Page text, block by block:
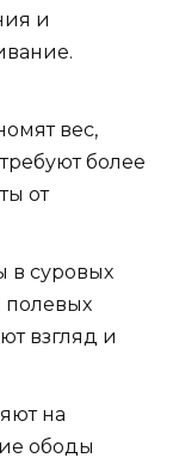
и
вес,
более
от
в суровых
полевых
взгляд и
на
ободы